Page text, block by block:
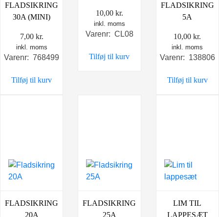
FLADSIKRING
30A (MINI)
7,00 kr.
inkl. moms
Varenr: 768499
Tilføj til kurv
10,00 kr.
inkl. moms
Varenr: CL08
Tilføj til kurv
FLADSIKRING
5A
10,00kr.
inkl. moms
Varenr: 138806
Tilføj til kurv
FLADSIKRING
20A
FLADSIKRING
25A
LIM TIL
LAPPESÆT